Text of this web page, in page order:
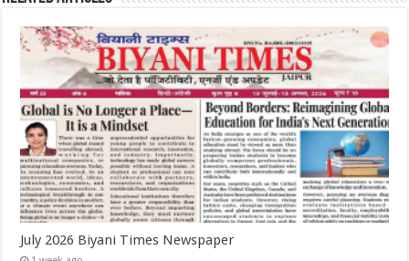
July 2026 Biyani Times Newspaper